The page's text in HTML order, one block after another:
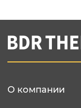
Вы
О компании